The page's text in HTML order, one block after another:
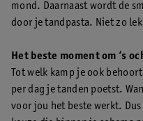
mond. Daarnaast wordt de
door je tandpasta. Niet zo
Het beste moment om ‘s
Tot welk kamp je ook
per dag je tanden poetst.
voor jou het beste werkt.